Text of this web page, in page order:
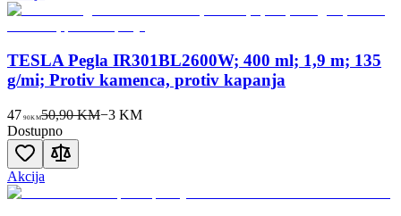
TESLA Pegla IR301BL2600W; 400 ml; 1,9 m; 135
g/mi; Protiv kamenca, protiv kapanja
47 90KM50,90 KM−3KM
Dostupno
Akcija